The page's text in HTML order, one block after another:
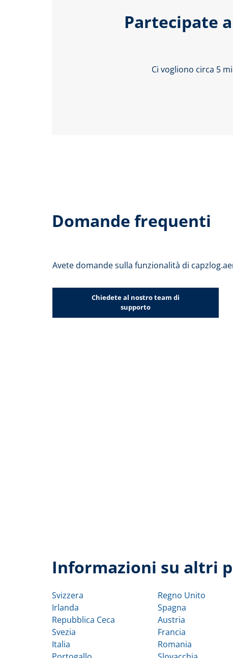
Partecipate
Ci vogliono circa 5
Domande frequenti
Avete domande sulla funzionalità di
Chiedete al nostro team di
supporto
Informazioni su altri
Svizzera
Irlanda
Repubblica Ceca
Svezia
Italia
Regno Unito
Spagna
Austria
Francia
Romania